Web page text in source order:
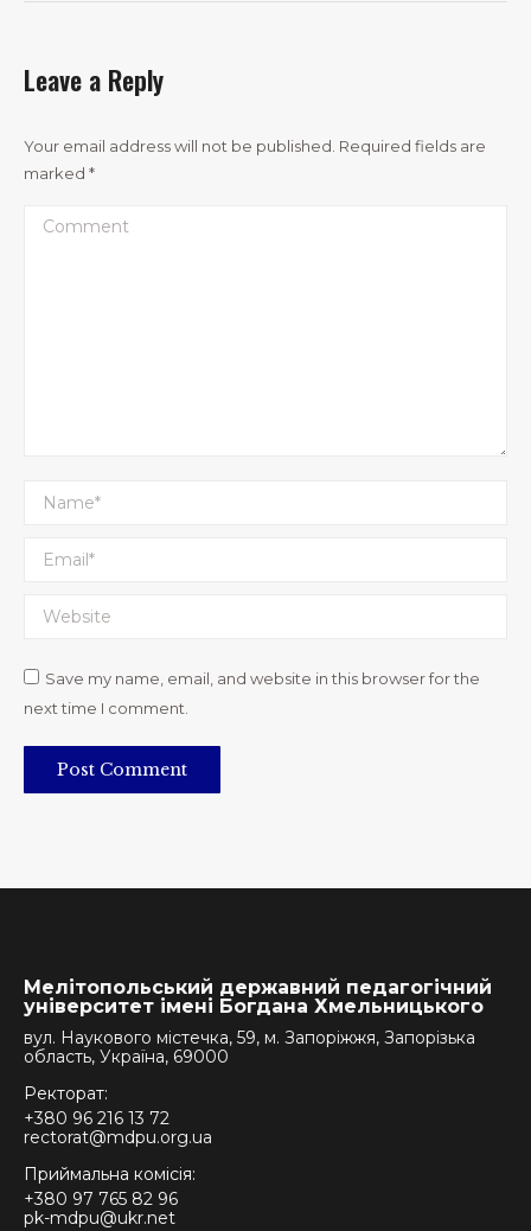
Leave a Reply
Your email address will not be published. Required fields are
marked *
Comment
Name *
Email *
Website
Save my name, email, and website in this browser for the
next time I comment.
Post Comment
Мелітопольський державний педагогічний
університет імені Богдана Хмельницького
вул. Наукового містечка, 59, м. Запоріжжя, Запорізька
область, Україна, 69000
Ректорат:
+380 96 216 13 72
rectorat@mdpu.org.ua
Приймальна комісія:
+380 97 765 82 96
pk-mdpu@ukr.net